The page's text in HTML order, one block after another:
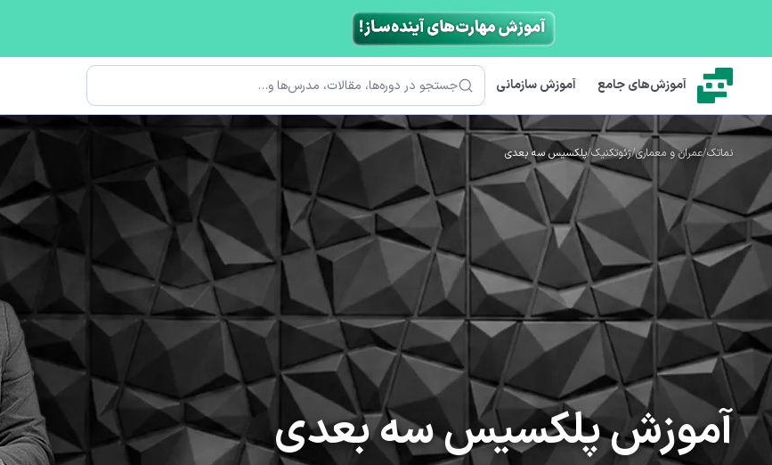
آموزش‌های جامع آموزش سازمانی جستجو
نماتک/عمران و معماری/ژئوتکنیک/پلکسیس سه بعدی
(PLX)
آموزشپلکسیس سه بعدی